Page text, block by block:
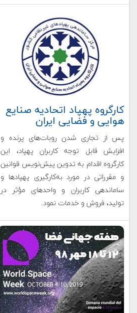
کارگروه پهپاد اتحادیه صنایع
هوایی و فضایی ایران
پس از تجاری شدن روبات‌های پرنده و
افزایش قابل توجه کاربران پهپاد، این
کارگروه اقدام به تدوین پیش‌نویس قوانین
و مقرراتی در مورد به‌کارگیری پهپادها و
ساماندهی کاربران و واحدهای مؤثر در
تولید، فروش و خدمات نمود.